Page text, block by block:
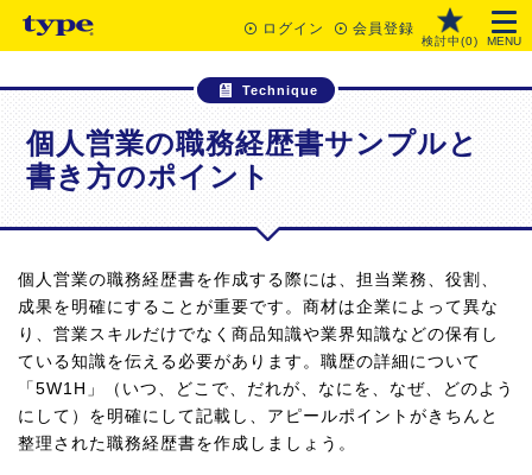
ログイン 会員登録
検討中(0) MENU
Technique
個人営業の職務経歴書サンプルと
書き方のポイント
個人営業の職務経歴書を作成する際には、担当業務、役割、
成果を明確にすることが重要です。商材は企業によって異な
り、営業スキルだけでなく商品知識や業界知識などの保有し
ている知識を伝える必要があります。職歴の詳細について
「5W1H」（いつ、どこで、だれが、なにを、なぜ、どのよう
にして）を明確にして記載し、アピールポイントがきちんと
整理された職務経歴書を作成しましょう。